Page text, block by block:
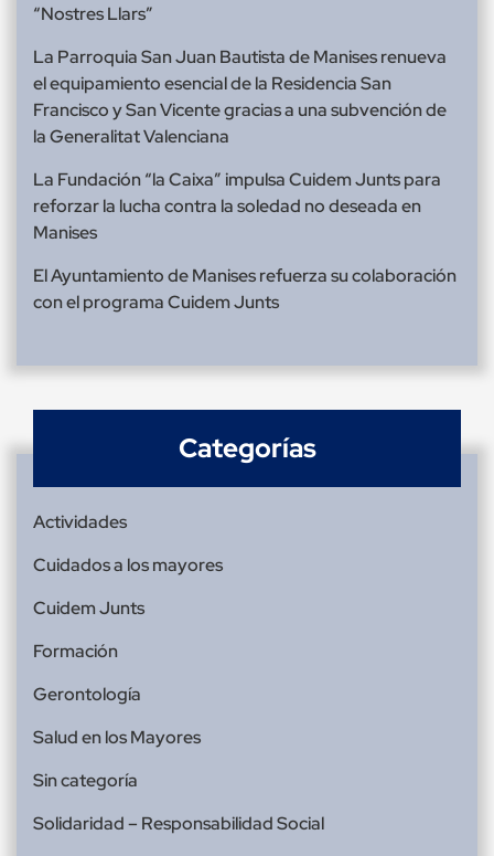
“Nostres Llars”
La Parroquia San Juan Bautista de Manises renueva
el equipamiento esencial de la Residencia San
Francisco y San Vicente gracias a una subvención de
la Generalitat Valenciana
La Fundación “la Caixa” impulsa Cuidem Junts para
reforzar la lucha contra la soledad no deseada en
Manises
El Ayuntamiento de Manises refuerza su colaboración
con el programa Cuidem Junts
Categorías
Actividades
Cuidados a los mayores
Cuidem Junts
Formación
Gerontología
Salud en los Mayores
Sin categoría
Solidaridad – Responsabilidad Social